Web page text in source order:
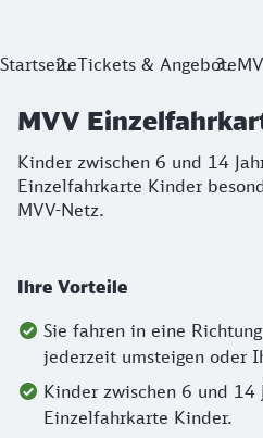
MVV
StartseiteTickets & Angebote
MVV
Kinder zwischen 6 und 14
Einzelfahrkarte Kinder
MVV-Netz.
Ihre Vorteile
Sie fahren in eine
jederzeit umsteigen oder
Kinder zwischen 6 und 14
Einzelfahrkarte Kinder.